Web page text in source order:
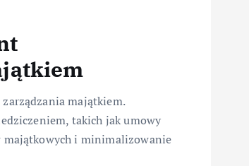
majątkiem.
takich jak umowy
majątkowych i minimalizowanie